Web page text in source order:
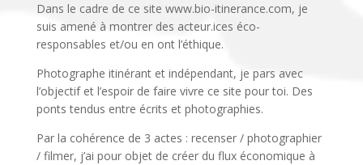
Dans le cadre de ce site www.bio-itinerance.com, je
suis amené à montrer des acteur.ices éco-
responsables et/ou en ont l’éthique.
Photographe itinérant et indépendant, je pars avec
l’objectif et l’espoir de faire vivre ce site pour toi. Des
ponts tendus entre écrits et photographies.
Par la cohérence de 3 actes : recenser / photographier
/ filmer, j’ai pour objet de créer du flux économique à